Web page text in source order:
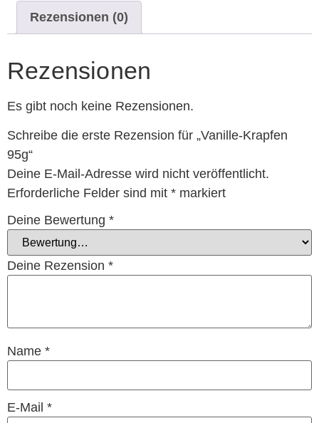
Rezensionen (0)
Rezensionen
Es gibt noch keine Rezensionen.
Schreibe die erste Rezension für „Vanille-Krapfen
95g“
Deine E-Mail-Adresse wird nicht veröffentlicht.
Erforderliche Felder sind mit * markiert
Deine Bewertung *
Deine Rezension *
Name *
E-Mail *